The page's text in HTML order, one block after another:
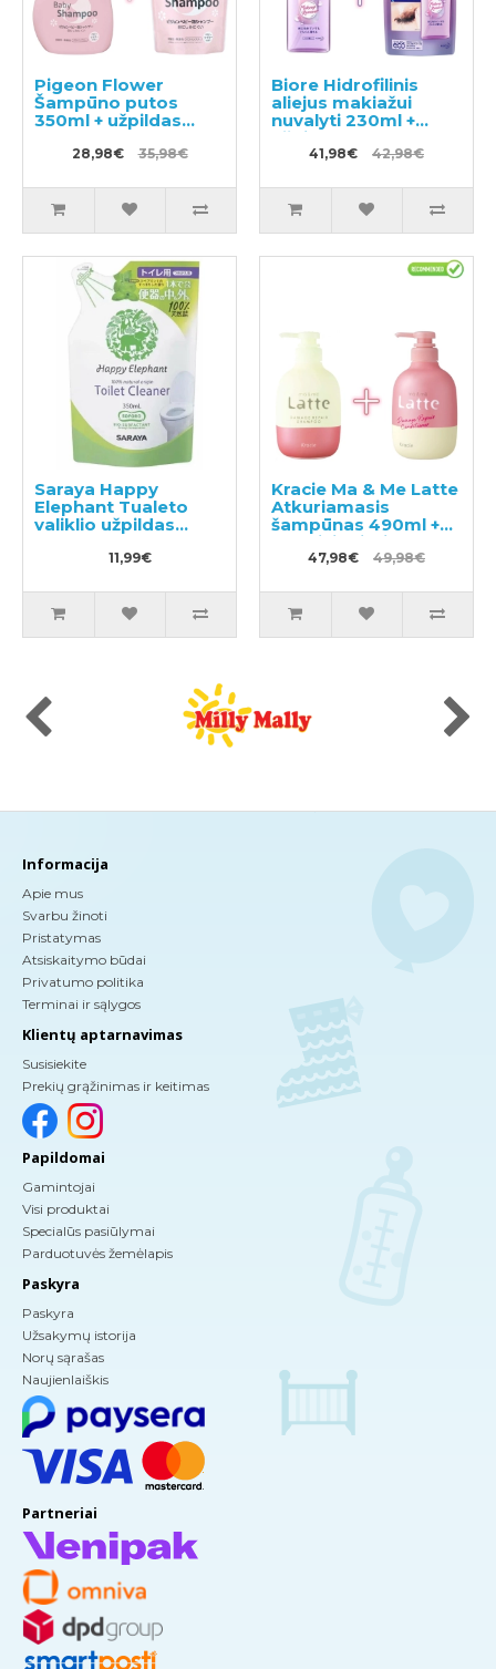
Pigeon Flower
Šampūno putos
350ml + užpildas
28,98€ 35,98€
Biore Hidrofilinis
aliejus makiažui
nuvalyti 230ml +
užpildas 210ml
41,98€ 42,98€
Saraya Happy
Elephant Tualeto
valiklio užpildas
11,99€
Kracie Ma & Me Latte
Atkuriamasis
šampūnas 490ml +
kondicionierius 490g
47,98€ 49,98€
Informacija
Apie mus
Svarbu žinoti
Pristatymas
Atsiskaitymo būdai
Privatumo politika
Terminai ir sąlygos
Klientų aptarnavimas
Susisiekite
Prekių grąžinimas ir keitimas
Papildomai
Gamintojai
Visi produktai
Specialūs pasiūlymai
Parduotuvės žemėlapis
Paskyra
Paskyra
Užsakymų istorija
Norų sąrašas
Naujienlaiškis
Partneriai